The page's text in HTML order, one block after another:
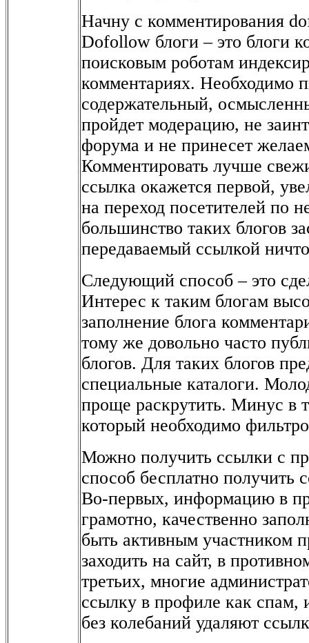
Начну с комментирования
Dofollow блоги – это блоги
поисковым роботам
комментариях. Необходимо
содержательный,
пройдет модерацию, не
форума и не принесет
Комментировать лучше
ссылка окажется первой,
на переход посетителей по
большинство таких блогов
передаваемый ссылкой
Следующий способ – это
Интерес к таким блогам
заполнение блога
тому же довольно часто
блогов. Для таких блогов
специальные каталоги.
проще раскрутить. Минус в
который необходимо
Можно получить ссылки с
способ бесплатно получить
Во-первых, информацию в
грамотно, качественно
быть активным участником
заходить на сайт, в
третьих, многие
ссылку в профиле как спам,
без колебаний удаляют